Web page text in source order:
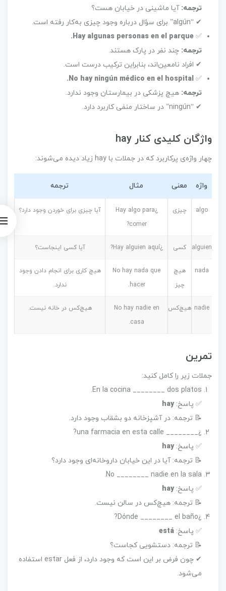
ترجمه: آیا ماشینی در خیابان هست؟
✔ “algún” برای سؤال درباره وجود چیزی به‌کار رفته است.
✅
Hay algunas personas en el parque.
ترجمه: چند نفر در پارک هستند.
✔ افراد نامعین‌اند، بنابراین ترکیب درست است.
✅
No hay ningún médico en el hospital.
ترجمه: هیچ پزشکی در بیمارستان وجود ندارد.
✔ “ningún” در ساختار منفی کاربرد دارد.
واژگان کلیدی کنار hay
چهار واژه‌ی پرکاربرد که در جملات با hay زیاد دیده می‌شوند:
واژه معنی مثال ترجمه
algo چیزی
¿Hay algo para
comer?
آیا چیزی برای خوردن وجود دارد؟
alguien کسی ¿Hay alguien aquí? آیا کسی اینجاست؟
nada
هیچ
چیز
No hay nada que
hacer.
هیچ کاری برای انجام دادن وجود
ندارد.
nadie هیچ‌کس
No hay nadie en
casa.
هیچ‌کس در خانه نیست.
تمرین
جملات زیر را کامل کنید:
En la cocina ________ dos platos.
✅ پاسخ:hay
📝 ترجمه: در آشپزخانه دو بشقاب وجود دارد.
¿________ una farmacia en esta calle?
✅ پاسخ:hay
📝 ترجمه: آیا در این خیابان داروخانه‌ای وجود دارد؟
No ________ nadie en la sala.
✅ پاسخ:hay
📝 ترجمه: هیچ‌کس در سالن نیست.
¿Dónde ________ el baño?
✅ پاسخ: está
📝 ترجمه: دستشویی کجاست؟
✔ چون فرض بر این است که وجود دارد، از فعل estar استفاده
می‌شود.